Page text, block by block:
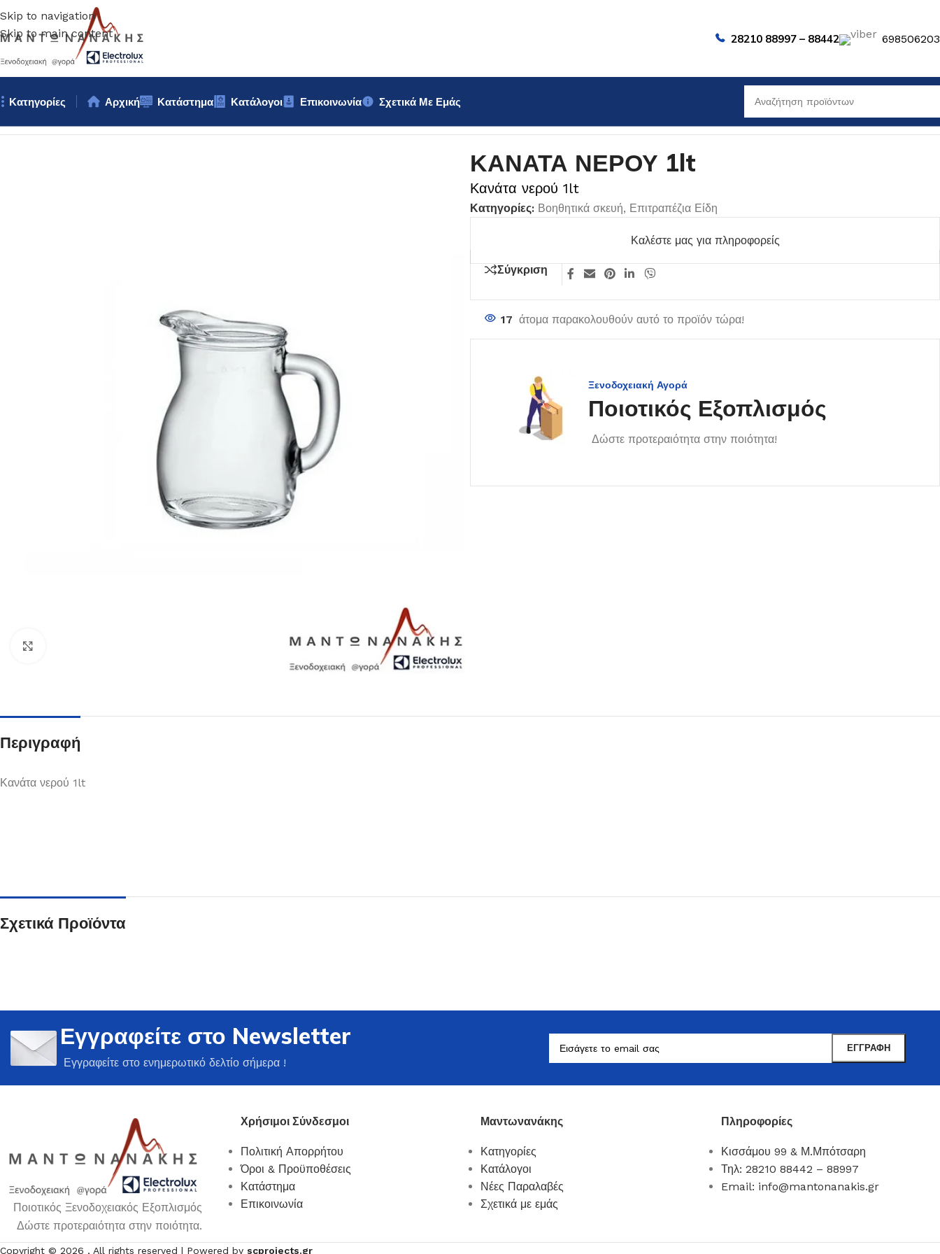
Skip to navigation
Skip to main content
28210 88997 – 88442
Κατηγορίες
Ποτήρια Βοηθητικά Σκεύη
Επιτραπέζια Είδη
Ότι χρειάζεστε εδώ !
Αρχική Κατάστημα Κατάλογοι Επικοινωνία
Σχετικά Με Εμάς
ΚΑΝΑΤΑ ΝΕΡΟΥ 1lt
Κανάτα νερού 1lt
Κατηγορίες: Βοηθητικά σκευή, Επιτραπέζια Είδη
Καλέστε μας για πληροφορείς
Σύγκριση
17 άτομα παρακολουθούν αυτό το προϊόν τώρα!
Ξενοδοχειακή Αγορά
Ποιοτικός Εξοπλισμός
Δώστε προτεραιότητα στην ποιότητα!
Περιγραφή
Κανάτα νερού 1lt
Σχετικά Προϊόντα
Εγγραφείτε στο Newsletter
Εγγραφείτε στο ενημερωτικό δελτίο σήμερα !
Ποιοτικός Ξενοδοχειακός Εξοπλισμός
Δώστε προτεραιότητα στην ποιότητα.
Χρήσιμοι Σύνδεσμοι
Πολιτική Απορρήτου
Όροι & Προϋποθέσεις
Κατάστημα
Επικοινωνία
Μαντωνανάκης
Κατηγορίες
Κατάλογοι
Νέες Παραλαβές
Σχετικά με εμάς
Πληροφορίες
Κισσάμου 99 & Μ.Μπότσαρη
Τηλ: 28210 88442 – 88997
Email: info@mantonanakis.gr
Copyright © 2026 , All rights reserved | Powered by scprojects.gr